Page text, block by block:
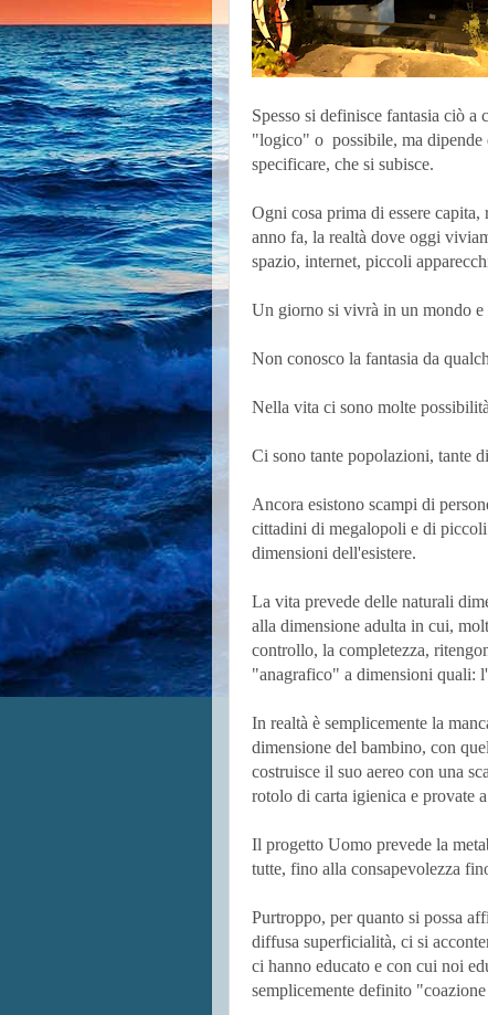
Spesso si definisce fantasia ciò
"logico" o possibile, ma dipende
specificare, che si subisce.
Ogni cosa prima di essere
anno fa, la realtà dove oggi
spazio, internet, piccoli
Un giorno si vivrà in un mondo
Non conosco la fantasia da
Nella vita ci sono molte
Ci sono tante popolazioni, tante
Ancora esistono scampi di
cittadini di megalopoli e di
dimensioni dell'esistere.
La vita prevede delle naturali
alla dimensione adulta in cui,
controllo, la completezza,
"anagrafico" a dimensioni quali:
In realtà è semplicemente la
dimensione del bambino, con
costruisce il suo aereo con una
rotolo di carta igienica e provate
Il progetto Uomo prevede la
tutte, fino alla consapevolezza
Purtroppo, per quanto si possa
diffusa superficialità, ci si
ci hanno educato e con cui noi
semplicemente definito